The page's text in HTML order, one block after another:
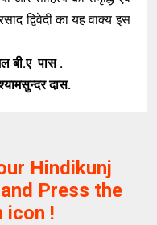
द्विवेदी का यह वाक्य इस
बी.ए पास .
दास.
Hindikunj
Press the
icon !